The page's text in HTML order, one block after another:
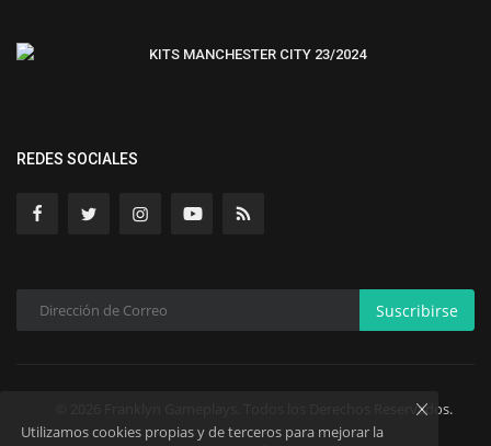
KITS MANCHESTER CITY 23/2024
REDES SOCIALES
Suscribirse
© 2026 Franklyn Gameplays. Todos los Derechos Reservados.
Utilizamos cookies propias y de terceros para mejorar la